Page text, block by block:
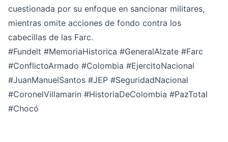
cuestionada por su enfoque en sancionar militares,
mientras omite acciones de fondo contra los
cabecillas de las Farc.
#Fundelt #MemoriaHistorica #GeneralAlzate #Farc
#ConflictoArmado #Colombia #EjercitoNacional
#JuanManuelSantos #JEP #SeguridadNacional
#CoronelVillamarin #HistoriaDeColombia #PazTotal
#Chocó